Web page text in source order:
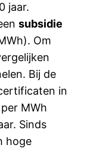
jaar.
subsidie
Om
Bij de
in
MWh
Sinds
hoge